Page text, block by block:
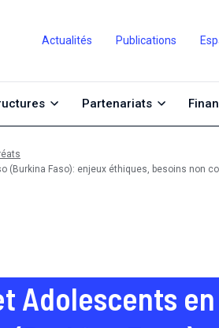
Actualités Publications
Partenariats
Faso): enjeux éthiques, besoins non
Adolescents